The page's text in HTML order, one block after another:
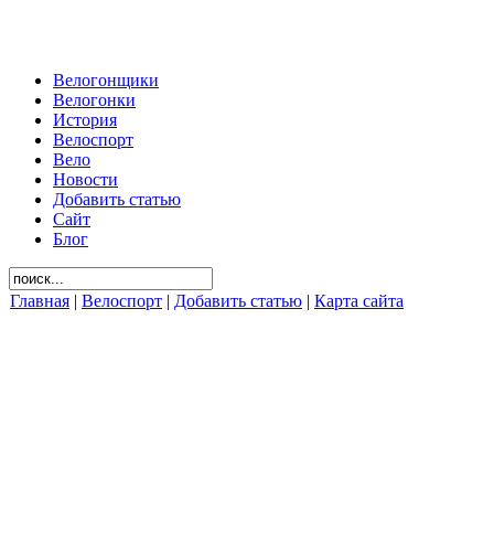
Велогонщики
Велогонки
История
Велоспорт
Вело
Новости
Добавить статью
Сайт
Блог
Главная | Велоспорт | Добавить статью | Карта сайта